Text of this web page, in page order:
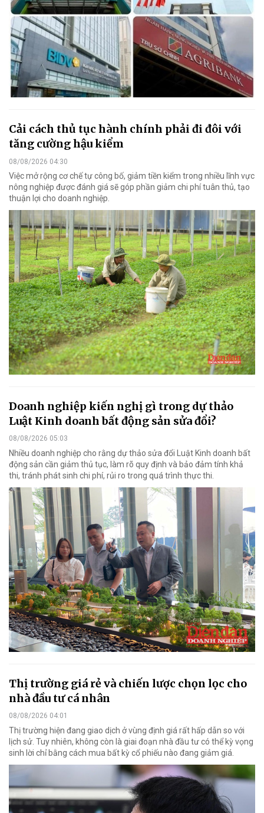
Cải cách thủ tục hành chính phải đi đôi với
tăng cường hậu kiểm
08/08/2026 04:30
Việc mở rộng cơ chế tự công bố, giảm tiền kiểm trong nhiều lĩnh vực
nông nghiệp được đánh giá sẽ góp phần giảm chi phí tuân thủ, tạo
thuận lợi cho doanh nghiệp.
Doanh nghiệp kiến nghị gì trong dự thảo
Luật Kinh doanh bất động sản sửa đổi?
08/08/2026 05:03
Nhiều doanh nghiệp cho rằng dự thảo sửa đổi Luật Kinh doanh bất
động sản cần giảm thủ tục, làm rõ quy định và bảo đảm tính khả
thi, tránh phát sinh chi phí, rủi ro trong quá trình thực thi.
Thị trường giá rẻ và chiến lược chọn lọc cho
nhà đầu tư cá nhân
08/08/2026 04:01
Thị trường hiện đang giao dịch ở vùng định giá rất hấp dẫn so với
lịch sử. Tuy nhiên, không còn là giai đoạn nhà đầu tư có thể kỳ vọng
sinh lời chỉ bằng cách mua bất kỳ cổ phiếu nào đang giảm giá.